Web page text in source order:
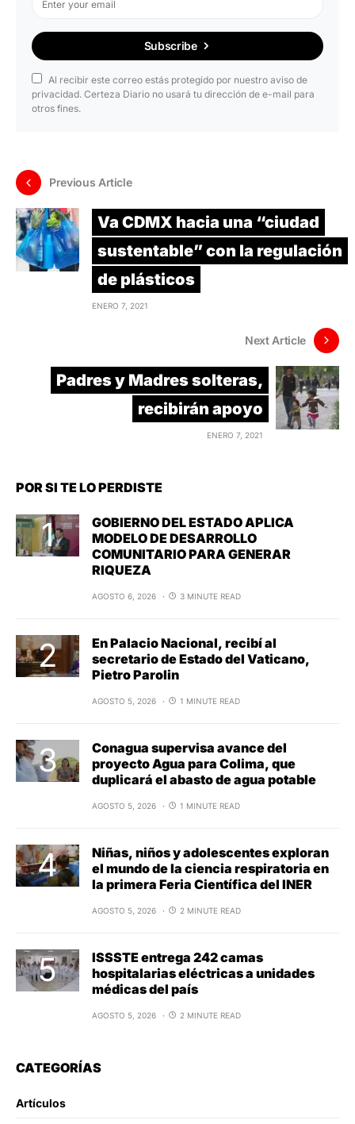
Subscribe
Al recibir este correo estás protegido por nuestro aviso de
privacidad. Certeza Diario no usará tu dirección de e-mail para
otros fines.
Previous Article
Va CDMX hacia una “ciudad
sustentable” con la regulación
de plásticos
ENERO 7, 2021
Next Article
Padres y Madres solteras,
recibirán apoyo
ENERO 7, 2021
POR SI TE LO PERDISTE
GOBIERNO DEL ESTADO APLICA
MODELO DE DESARROLLO
COMUNITARIO PARA GENERAR
RIQUEZA
AGOSTO 6, 2026 3 MINUTE READ
En Palacio Nacional, recibí al
secretario de Estado del Vaticano,
Pietro Parolin
AGOSTO 5, 2026 1 MINUTE READ
Conagua supervisa avance del
proyecto Agua para Colima, que
duplicará el abasto de agua potable
AGOSTO 5, 2026 1 MINUTE READ
Niñas, niños y adolescentes exploran
el mundo de la ciencia respiratoria en
la primera Feria Científica del INER
AGOSTO 5, 2026 2 MINUTE READ
ISSSTE entrega 242 camas
hospitalarias eléctricas a unidades
médicas del país
AGOSTO 5, 2026 2 MINUTE READ
CATEGORÍAS
Artículos